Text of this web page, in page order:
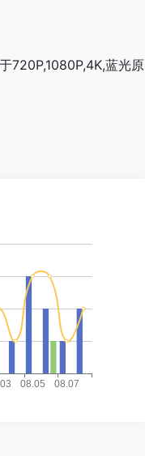
720P,1080P,4K,蓝光原